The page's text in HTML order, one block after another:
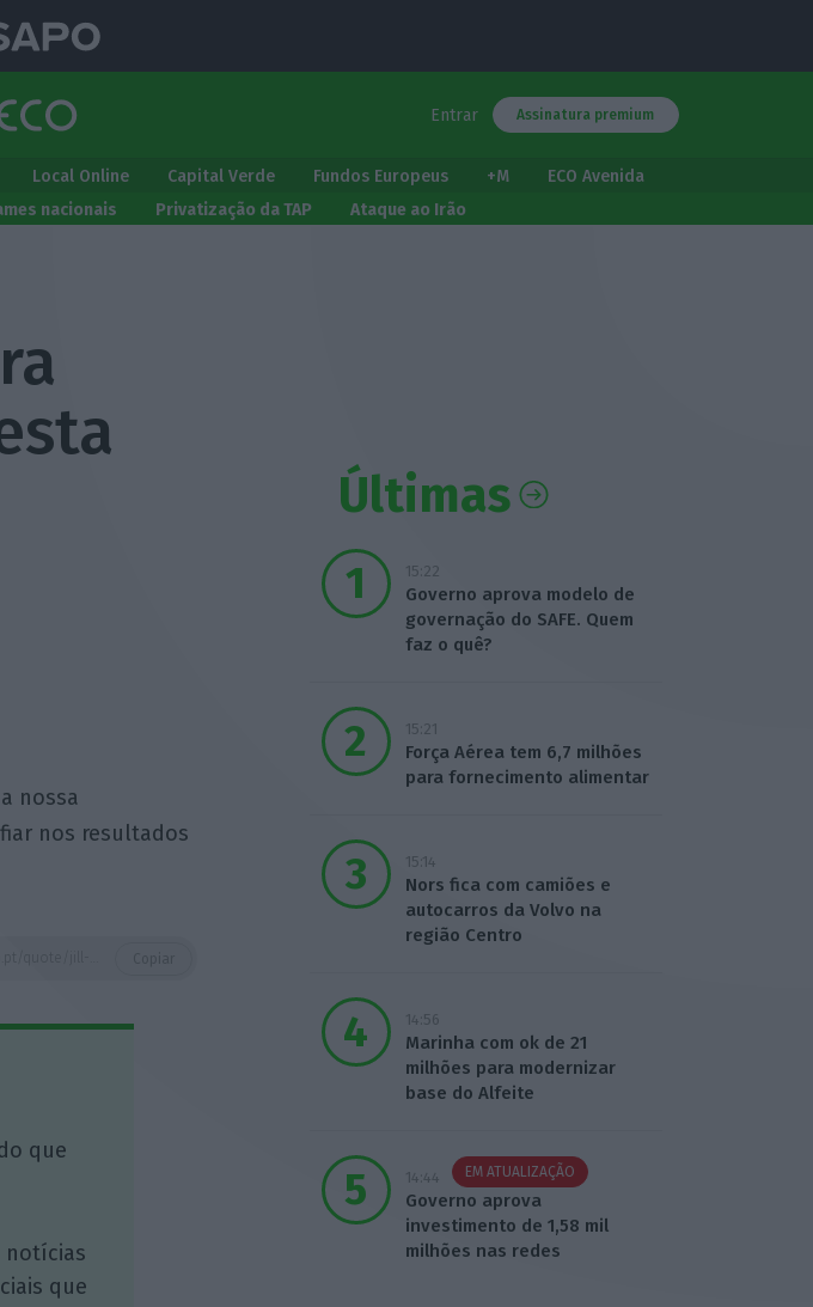
Entrar Assinatura premium
Local Online Capital Verde Fundos Europeus +M
ECO Avenida
nacionais Privatização da TAP Ataque ao Irão
nossa
nos resultados
que
notícias
que
Últimas
15:22
Governo aprova modelo de
governação do SAFE. Quem
faz o quê?
15:21
Força Aérea tem 6,7 milhões
para fornecimento alimentar
15:14
Nors fica com camiões e
autocarros da Volvo na
região Centro
14:56
Marinha com ok de 21
milhões para modernizar
base do Alfeite
14:44 EM ATUALIZAÇÃO
Governo aprova
investimento de 1,58 mil
milhões nas redes